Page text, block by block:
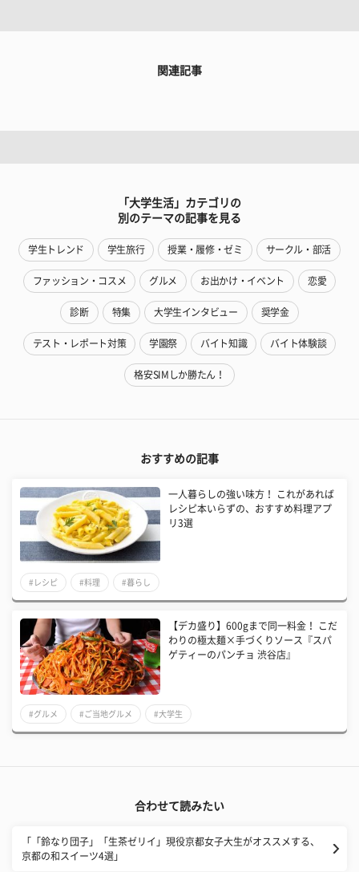
関連記事
「大学生活」カテゴリの
別のテーマの記事を見る
学生トレンド 学生旅行 授業・履修・ゼミ サークル・部活
ファッション・コスメ グルメ お出かけ・イベント 恋愛
診断 特集 大学生インタビュー 奨学金
テスト・レポート対策 学園祭 バイト知識 バイト体験談
格安SIMしか勝たん！
おすすめの記事
一人暮らしの強い味方！ これがあれば
レシピ本いらずの、おすすめ料理アプ
リ3選
#レシピ #料理 #暮らし
【デカ盛り】600gまで同一料金！ ​こだ
わりの極太麺×手づくりソース『スパ
ゲティーのパンチョ 渋谷店』
#グルメ #ご当地グルメ #大学生
合わせて読みたい
「「鈴なり団子」「生茶ゼリイ」現役京都女子大生がオススメする、
京都の和スイーツ4選」